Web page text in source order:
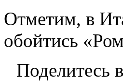
Отметим, в
обойтись
Поделитесь